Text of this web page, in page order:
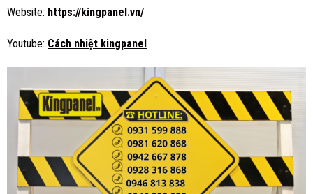
Website: https://kingpanel.vn/
Youtube: Cách nhiệt kingpanel